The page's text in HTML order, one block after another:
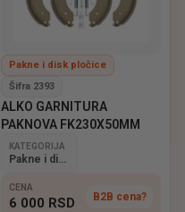
Pakne i disk pločice
Šifra 2393
ALKO GARNITURA
PAKNOVA FK230X50MM
KATEGORIJA
Pakne i disk pločice
CENA
6 000 RSD B2B cena?